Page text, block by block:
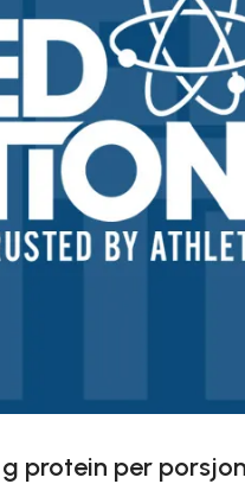
g protein per porsjon